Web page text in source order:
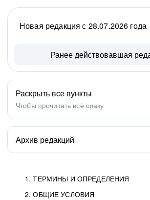
1. ТЕРМИНЫ И ОПРЕДЕЛЕНИЯ
2. ОБЩИЕ УСЛОВИЯ
Новая редакция с 28.07.2026 года
Ранее действовавшая
Раскрыть все пункты
Чтобы прочитать всё сразу
Архив редакций